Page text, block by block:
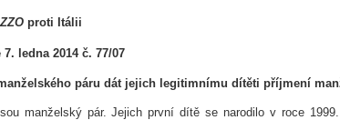
proti Itálii
7. ledna 2014 č. 77/07
páru dát jejich legitimnímu dítěti příjmení
manželský pár. Jejich první dítě se narodilo v roce